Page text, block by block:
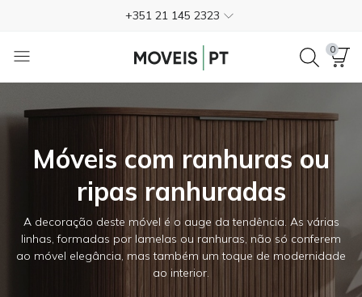
Trustpilot 4.3
Entrega gratuita em casa*
Devoluções grátis até 365 dias
Trustpilot4.3
0
Móveis com ranhuras ou
ripas ranhuradas
A decoração deste móvel é o auge da tendência. As várias
linhas, formadas por lamelas ou ranhuras, não só conferem
ao móvel elegância, mas também um toque de modernidade
ao interior.